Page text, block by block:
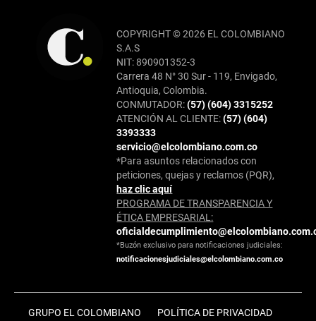
COPYRIGHT © 2026 EL COLOMBIANO
S.A.S
NIT: 890901352-3
Carrera 48 N° 30 Sur - 119, Envigado,
Antioquia, Colombia.
CONMUTADOR:(57) (604) 3315252
ATENCIÓN AL CLIENTE:(57) (604)
3393333
servicio@elcolombiano.com.co
*Para asuntos relacionados con
peticiones, quejas y reclamos (PQR),
haz clic aquí
PROGRAMA DE TRANSPARENCIA Y
ÉTICA EMPRESARIAL:
*Buzón exclusivo para notificaciones judiciales:
notificacionesjudiciales@elcolombiano.com.co
GRUPO EL COLOMBIANO POLÍTICA DE PRIVACIDAD